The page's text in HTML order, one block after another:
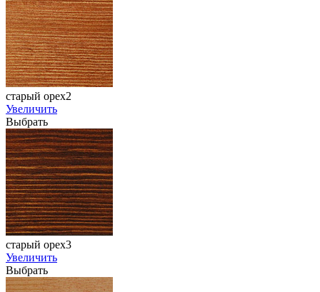
старый орех2
Увеличить
Выбрать
старый орех3
Увеличить
Выбрать